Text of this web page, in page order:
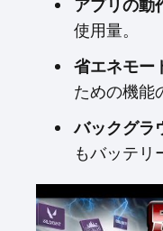
アプリの動
使用量。
省エネモー
ための機能
バックグラ
もバッテリ